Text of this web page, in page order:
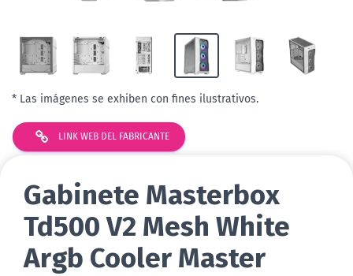
* Las imágenes se exhiben con fines ilustrativos.
LINK WEB DEL FABRICANTE
Gabinete Masterbox
Td500 V2 Mesh White
Argb Cooler Master